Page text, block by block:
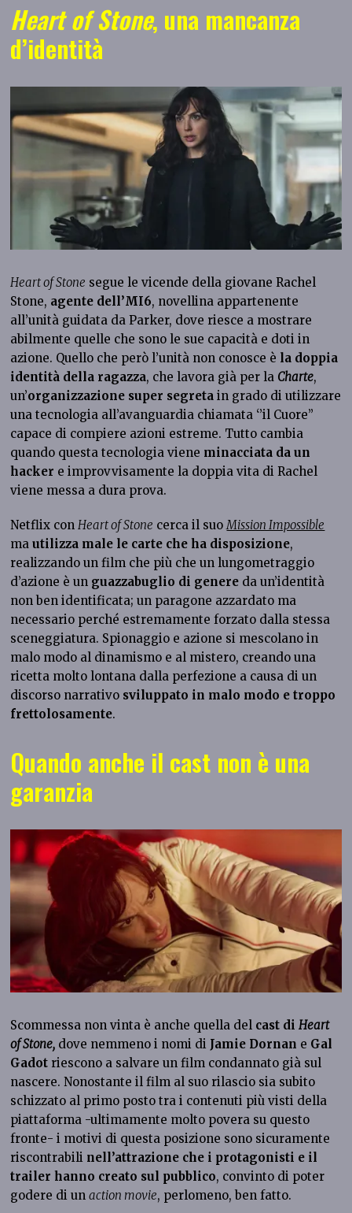
Heart of Stone, una mancanza
d’identità
Heart of Stone segue le vicende della giovane Rachel
Stone, agente dell’MI6, novellina appartenente
all’unità guidata da Parker, dove riesce a mostrare
abilmente quelle che sono le sue capacità e doti in
azione. Quello che però l’unità non conosce è la doppia
identità della ragazza, che lavora già per la Charte,
un’organizzazione super segreta in grado di utilizzare
una tecnologia all’avanguardia chiamata ‘’il Cuore’’
capace di compiere azioni estreme. Tutto cambia
quando questa tecnologia viene minacciata da un
hacker e improvvisamente la doppia vita di Rachel
viene messa a dura prova.
Netflix conHeart of Stone cerca il suoMission Impossible
mautilizza male le carte che ha disposizione,
realizzando un film che più che un lungometraggio
d’azione è un guazzabuglio di genere da un’identità
non ben identificata; un paragone azzardato ma
necessario perché estremamente forzato dalla stessa
sceneggiatura. Spionaggio e azione si mescolano in
malo modo al dinamismo e al mistero, creando una
ricetta molto lontana dalla perfezione a causa di un
discorso narrativo sviluppato in malo modo e troppo
frettolosamente.
Quando anche il cast non è una
garanzia
Scommessa non vinta è anche quella del cast diHeart
of Stone, dove nemmeno i nomi di Jamie Dornan e Gal
Gadot riescono a salvare un film condannato già sul
nascere. Nonostante il film al suo rilascio sia subito
schizzato al primo posto tra i contenuti più visti della
piattaforma -ultimamente molto povera su questo
fronte- i motivi di questa posizione sono sicuramente
riscontrabili nell’attrazione che i protagonisti e il
trailer hanno creato sul pubblico, convinto di poter
godere di unaction movie, perlomeno, ben fatto.